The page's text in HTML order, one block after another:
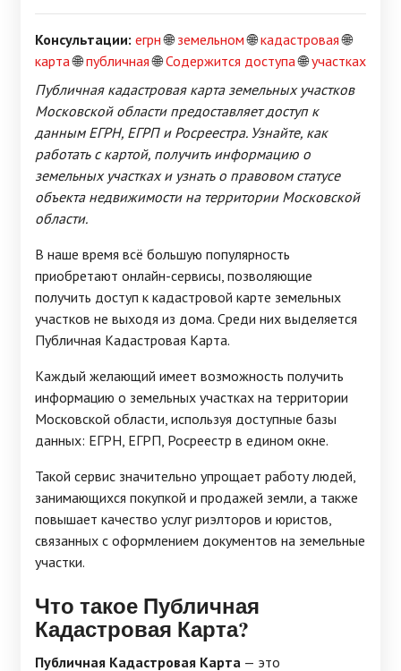
Консультации: егрн🌐земельном🌐кадастровая🌐
карта🌐публичная🌐Содержится доступа🌐участках
Публичная кадастровая карта земельных участков
Московской области предоставляет доступ к
данным ЕГРН, ЕГРП и Росреестра. Узнайте, как
работать с картой, получить информацию о
земельных участках и узнать о правовом статусе
объекта недвижимости на территории Московской
области.
В наше время всё большую популярность
приобретают онлайн-сервисы, позволяющие
получить доступ к кадастровой карте земельных
участков не выходя из дома. Среди них выделяется
Публичная Кадастровая Карта.
Каждый желающий имеет возможность получить
информацию о земельных участках на территории
Московской области, используя доступные базы
данных: ЕГРН, ЕГРП, Росреестр в едином окне.
Такой сервис значительно упрощает работу людей,
занимающихся покупкой и продажей земли, а также
повышает качество услуг риэлторов и юристов,
связанных с оформлением документов на земельные
участки.
Что такое Публичная
Кадастровая Карта?
Публичная Кадастровая Карта — это